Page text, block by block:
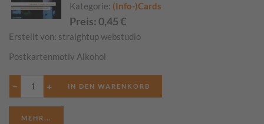
Kategorie: (Info-)Cards
Preis: 0,45€
Erstellt von: straightup webstudio
Postkartenmotiv Alkohol
− +
MEHR...